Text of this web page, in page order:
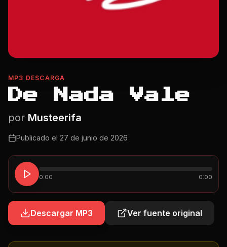
MP3 DESCARGA
De Nada Vale
por Musteerifa
Publicado el 27 de junio de 2026
0:00 0:00
Descargar MP3 Ver fuente original